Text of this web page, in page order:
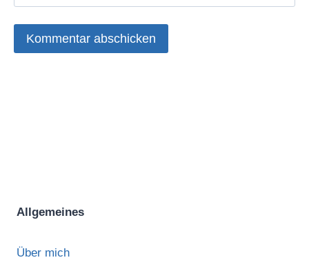
Allgemeines
Über mich